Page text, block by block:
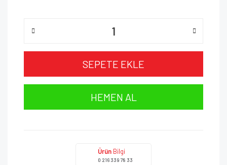
SEPETE EKLE
HEMEN AL
Ürün Bilgi
0 216 339 78 33